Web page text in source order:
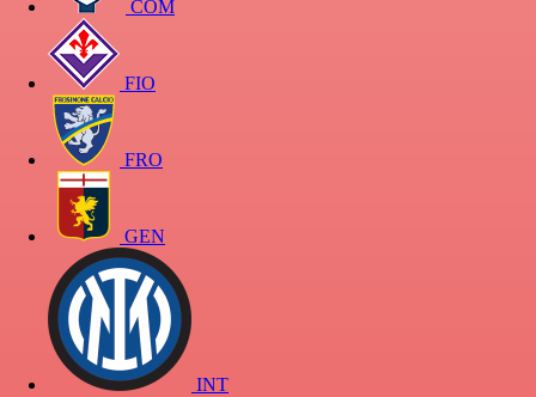
COM
FIO
FRO
GEN
INT